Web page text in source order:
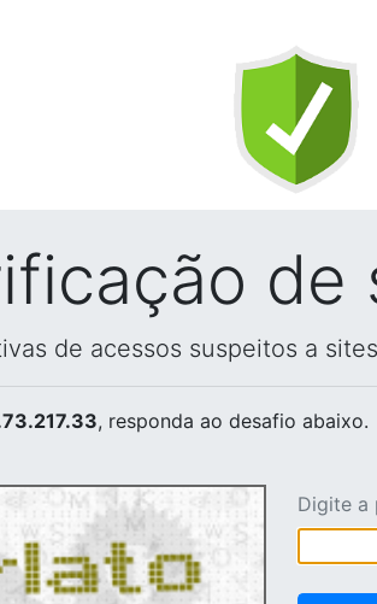
de
de acessos suspeitos a
, responda ao desafio abaixo.
Digite a